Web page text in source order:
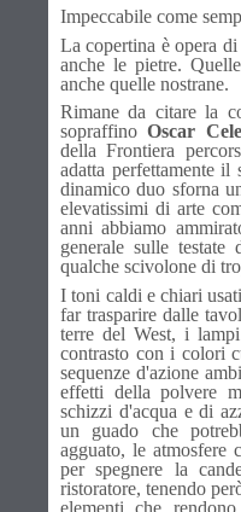
Impeccabile come
La copertina è opera di
anche le pietre.
anche quelle nostrane.
Rimane da citare la
sopraffinoOscar
della Frontiera
adatta perfettamente
dinamico duo sforna
elevatissimi di arte
anni abbiamo
generale sulle
qualche scivolone di
I toni caldi e chiari
far trasparire dalle
terre del West, i
contrasto con i colori
sequenze d'azione
effetti della polvere
schizzi d'acqua e di
un guado che
agguato, le atmosfere
per spegnere la
ristoratore, tenendo
elementi che